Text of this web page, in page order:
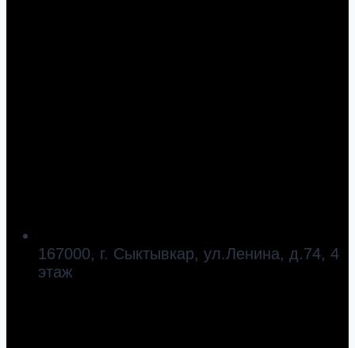
167000, г. Сыктывкар, ул.Ленина, д.74, 4
этаж